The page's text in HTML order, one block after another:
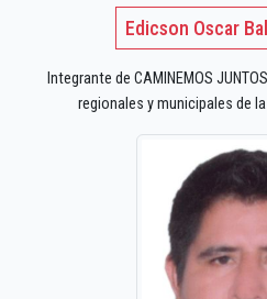
Edicson Oscar
Integrante de CAMINEMOS
regionales y municipales de